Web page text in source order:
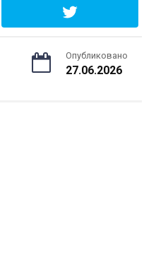
Опубликовано
27.06.2026